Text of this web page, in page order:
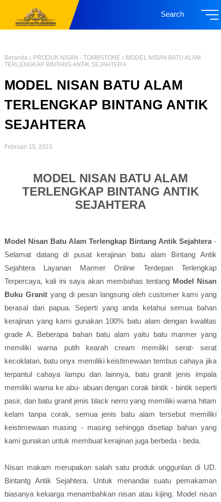
Search
Beranda PRODUK NISAN - TOMBSTONE
MODEL NISAN BATU ALAM
TERLENGKAP BINTANG ANTIK SEJAHTERA
MODEL NISAN BATU ALAM
TERLENGKAP BINTANG ANTIK
SEJAHTERA
Februari 15, 2023
MODEL NISAN BATU ALAM
TERLENGKAP BINTANG ANTIK
SEJAHTERA
Model Nisan Batu Alam Terlengkap Bintang Antik Sejahtera-
Selamat datang di pusat kerajinan batu alam Bintang Antik
Sejahtera Layanan Marmer Online Terdepan Terlengkap
Terpercaya, kali ini saya akan membahas tentang Model Nisan
Buku Granit yang di pesan langsung oleh customer kami yang
berasal dari papua. Seperti yang anda ketahui semua bahan
kerajinan yang kami gunakan 100% batu alam dengan kwalitas
grade A. Beberapa bahan batu alam yaitu batu marmer yang
memiliki warna putih kearah cream memiliki serat- serat
kecoklatan, batu onyx memiliki keistimewaan tembus cahaya jika
terpantul cahaya lampu dan lainnya, batu granit jenis impala
memiliki warna ke abu- abuan dengan corak bintik - bintik seperti
pasir, dan batu granit jenis black nerro yang memiliki warna hitam
kelam tanpa corak, semua jenis batu alam tersebut memiliki
keistimewaan masing - masing sehingga disetiap bahan yang
kami gunakan untuk membuat kerajinan juga berbeda - beda.
Nisan makam merupakan salah satu produk unggunlan di UD.
Bintantg Antik Sejahtera. Untuk menandai suatu pemakaman
biasanya keluarga menambahkan nisan atau kijing. Model nisan